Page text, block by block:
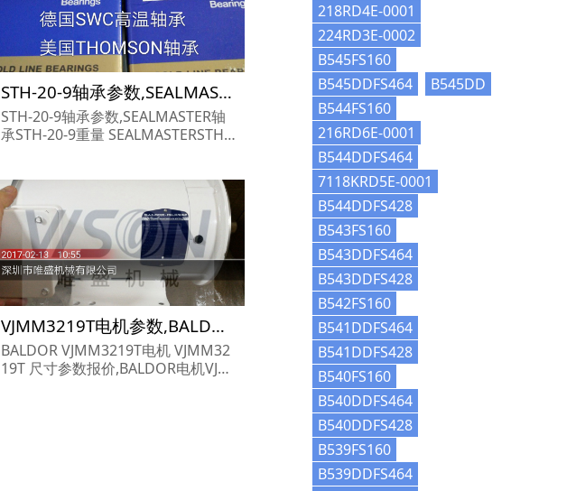
STH-20-9轴承参数,SEALMASTER轴承STH-20-9重量
STH-20-9轴承参数,SEALMASTER轴
承STH-20-9重量 SEALMASTERSTH-
EALMASTER轴承STH-20-9...
VJMM3219T电机参数,BALDOR电机VJMM3219T重量
BALDOR VJMM3219T电机 VJMM32
19T 尺寸参数报价,BALDOR电机VJM
218RD4E-0001
224RD3E-0002
B545FS160
B545DDFS464
B545DD
B544FS160
216RD6E-0001
B544DDFS464
7118KRD5E-0001
B544DDFS428
B543FS160
B543DDFS464
B543DDFS428
B542FS160
B541DDFS464
B541DDFS428
B540FS160
B540DDFS464
B540DDFS428
B539FS160
B539DDFS464